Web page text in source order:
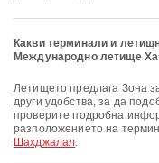
Какви терминали и
Международно летище
Летището предлага Зона за пушачи, Клиника и аптеки, Такси и много
други удобства, за да
проверите подробна
разположението на
Шахджалал.